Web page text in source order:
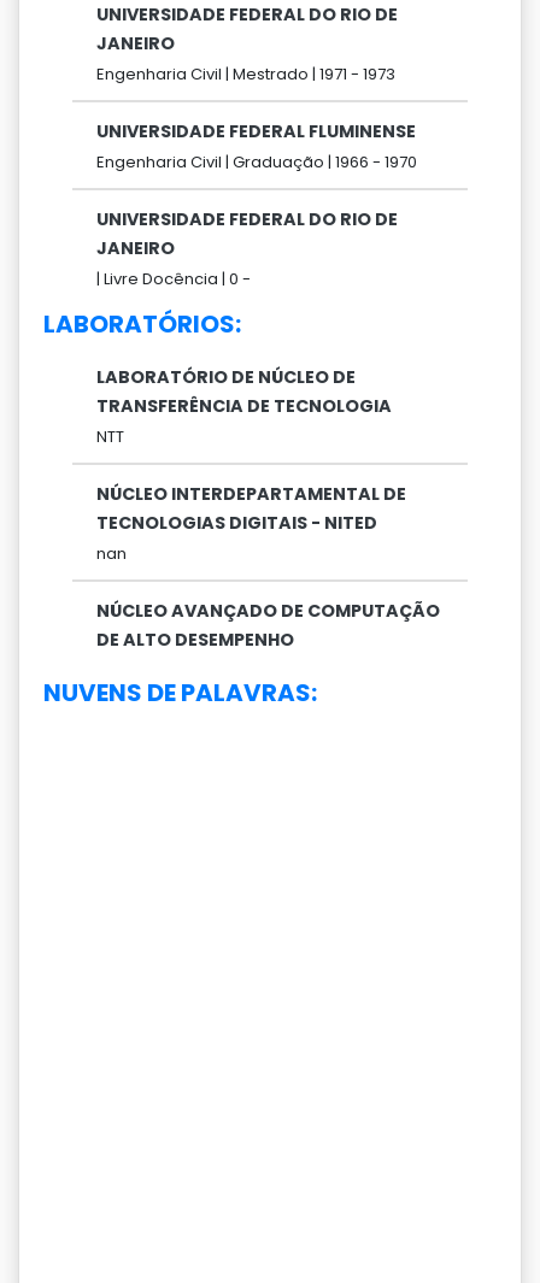
UNIVERSIDADE FEDERAL DO RIO DE
JANEIRO
Engenharia Civil | Mestrado | 1971 - 1973
UNIVERSIDADE FEDERAL FLUMINENSE
Engenharia Civil | Graduação | 1966 - 1970
UNIVERSIDADE FEDERAL DO RIO DE
JANEIRO
| Livre Docência | 0 -
LABORATÓRIOS:
LABORATÓRIO DE NÚCLEO DE
TRANSFERÊNCIA DE TECNOLOGIA
NTT
NÚCLEO INTERDEPARTAMENTAL DE
TECNOLOGIAS DIGITAIS - NITED
nan
NÚCLEO AVANÇADO DE COMPUTAÇÃO
DE ALTO DESEMPENHO
NUVENS DE PALAVRAS: